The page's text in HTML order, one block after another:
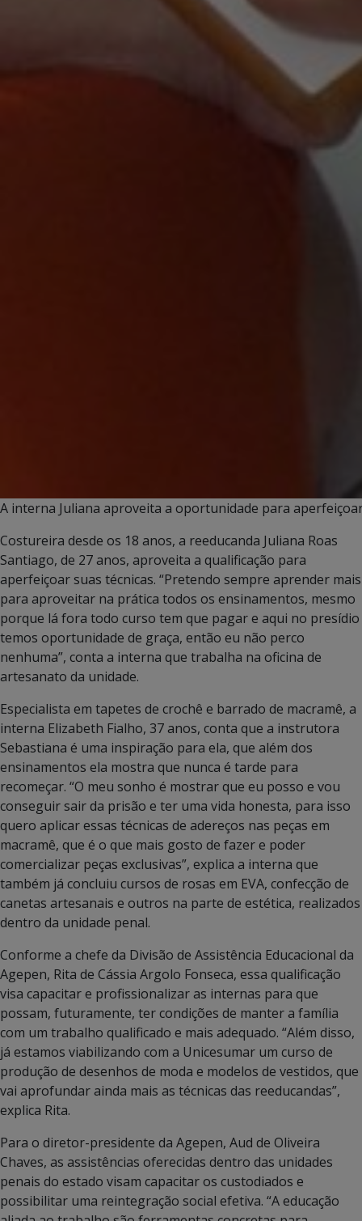
A interna Juliana aproveita a oportunidade para
Costureira desde os 18 anos, a reeducanda Juliana Roas
Santiago, de 27 anos, aproveita a qualificação para
aperfeiçoar suas técnicas. “Pretendo sempre aprender mais
para aproveitar na prática todos os ensinamentos, mesmo
porque lá fora todo curso tem que pagar e aqui no presídio
temos oportunidade de graça, então eu não perco
nenhuma”, conta a interna que trabalha na oficina de
artesanato da unidade.
Especialista em tapetes de crochê e barrado de macramê, a
interna Elizabeth Fialho, 37 anos, conta que a instrutora
Sebastiana é uma inspiração para ela, que além dos
ensinamentos ela mostra que nunca é tarde para
recomeçar. “O meu sonho é mostrar que eu posso e vou
conseguir sair da prisão e ter uma vida honesta, para isso
quero aplicar essas técnicas de adereços nas peças em
macramê, que é o que mais gosto de fazer e poder
comercializar peças exclusivas”, explica a interna que
também já concluiu cursos de rosas em EVA, confecção de
canetas artesanais e outros na parte de estética, realizados
dentro da unidade penal.
Conforme a chefe da Divisão de Assistência Educacional da
Agepen, Rita de Cássia Argolo Fonseca, essa qualificação
visa capacitar e profissionalizar as internas para que
possam, futuramente, ter condições de manter a família
com um trabalho qualificado e mais adequado. “Além disso,
já estamos viabilizando com a Unicesumar um curso de
produção de desenhos de moda e modelos de vestidos, que
vai aprofundar ainda mais as técnicas das reeducandas”,
explica Rita.
Para o diretor-presidente da Agepen, Aud de Oliveira
Chaves, as assistências oferecidas dentro das unidades
penais do estado visam capacitar os custodiados e
possibilitar uma reintegração social efetiva. “A educação